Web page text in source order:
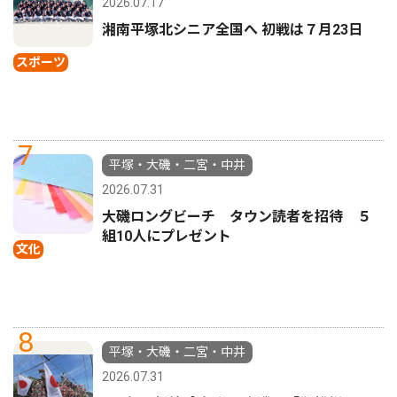
スポーツ
2026.07.17
湘南平塚北シニア全国へ 初戦は７月23日
7
文化
平塚・大磯・二宮・中井
2026.07.31
大磯ロングビーチ タウン読者を招待 ５
組10人にプレゼント
8
平塚・大磯・二宮・中井
2026.07.31